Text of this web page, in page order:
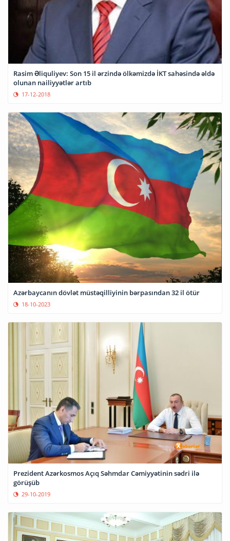
Rasim Əliquliyev: Son 15 il ərzində ölkəmizdə İKT sahəsində əldə
olunan nailiyyətlər artıb
17-12-2018
Azərbaycanın dövlət müstəqilliyinin bərpasından 32 il ötür
18-10-2023
Prezident Azərkosmos Açıq Səhmdar Cəmiyyətinin sədri ilə
görüşüb
29-10-2019